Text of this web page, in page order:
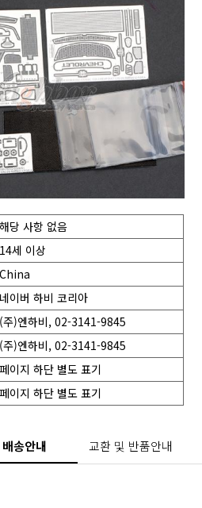
해당 사항 없음
14세 이상
China
네이버 하비 코리아
(주)엔하비, 02-3141-9845
(주)엔하비, 02-3141-9845
페이지 하단 별도 표기
페이지 하단 별도 표기
배송안내 교환 및 반품안내